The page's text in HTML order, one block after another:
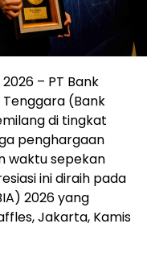
– PT Bank
(Bank
di tingkat
penghargaan
waktu sepekan
ini diraih pada
2026 yang
Jakarta, Kamis